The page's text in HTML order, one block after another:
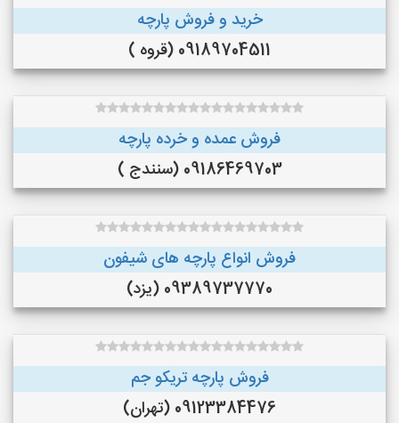
خرید و فروش پارچه
09189704511 (قروه )
فروش عمده و خرده پارچه
09186469703 (سنندج )
فروش انواع پارچه های شیفون
09389737770 (یزد)
فروش پارچه تریکو جم
09123384476 (تهران)